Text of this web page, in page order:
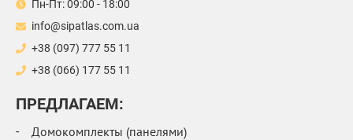
Пн-Пт: 09:00 - 18:00
info@sipatlas.com.ua
+38 (097) 777 55 11
+38 (066) 177 55 11
ПРЕДЛАГАЕМ:
Домокомплекты (панелями)